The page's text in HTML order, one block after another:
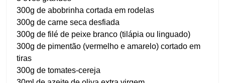
300g de abobrinha cortada em rodelas
300g de carne seca desfiada
300g de filé de peixe branco (tilápia ou linguado)
300g de pimentão (vermelho e amarelo) cortado em
tiras
300g de tomates-cereja